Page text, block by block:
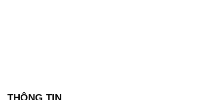
Chính sách và quy định chung